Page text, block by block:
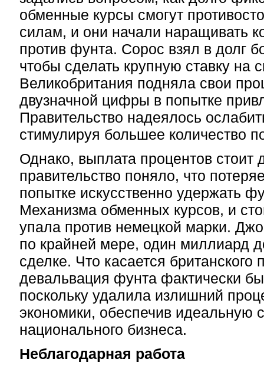
обменные курсы смогут
силам, и они начали наращивать
против фунта. Сорос взял в долг
чтобы сделать крупную ставку на
Великобритания подняла свои
двузначной цифры в попытке
Правительство надеялось
стимулируя большее количество
Однако, выплата процентов стоит
правительство поняло, что
попытке искусственно удержать
Механизма обменных курсов, и
упала против немецкой марки.
по крайней мере, один миллиард
сделке. Что касается британского
девальвация фунта фактически
поскольку удалила излишний
экономики, обеспечив идеальную
национального бизнеса.
Неблагодарная работа